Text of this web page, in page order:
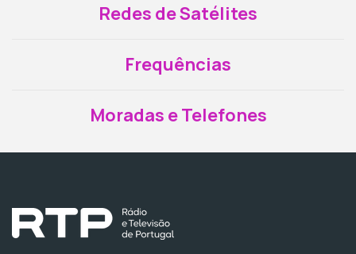
Redes de Satélites
Frequências
Moradas e Telefones